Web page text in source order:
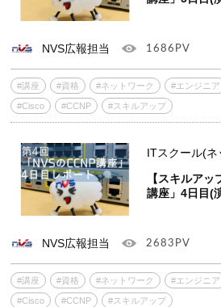
NVS広報担当 1686PV
#講座 #資格 #ネットワーク #エンジニア
#Cisco #CCNP #スキルアップ
ITスクール(
【スキルア
講座」4日目(
NVS広報担当 2683PV
#講座 #資格 #ネットワーク #エンジニア
#Cisco #CCNP #スキルアップ